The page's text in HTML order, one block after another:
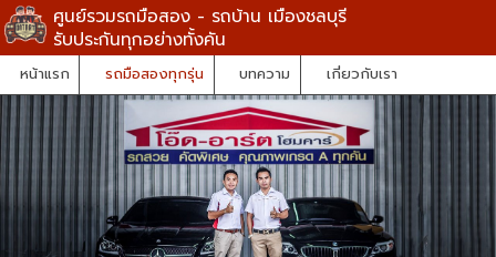
ศูนย์รวมรถมือสอง - รถบ้าน เมืองชลบุรี
รับประกันทุกอย่างทั้งคัน
หน้าแรก รถมือสองทุกรุ่น บทความ เกี่ยวกับเรา